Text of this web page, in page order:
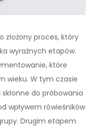
złożony proces, który
wyraźnych etapów.
które
wieku. W tym czasie
do próbowania
wpływem rówieśników
Drugim etapem